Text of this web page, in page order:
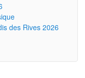
des Rives 2026